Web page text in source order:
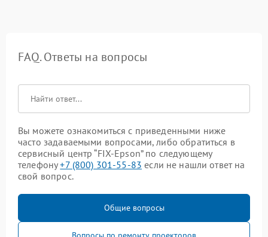
FAQ. Ответы на вопросы
Вы можете ознакомиться с приведенными ниже
часто задаваемыми вопросами, либо обратиться в
сервисный центр “FIX-Epson” по следующему
телефону+7 (800) 301-55-83 если не нашли ответ на
свой вопрос.
Общие вопросы